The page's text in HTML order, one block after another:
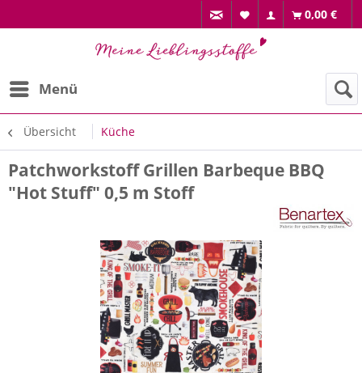
0,00 €
Menü
Übersicht Küche
Patchworkstoff Grillen Barbeque BBQ
"Hot Stuff" 0,5 m Stoff